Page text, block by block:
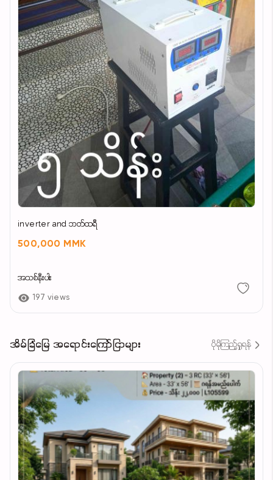
inverter and ဘတ်ထရီ
500,000 MMK
အသစ်နီးပါး
197 views
အိမ်ခြံမြေ အရောင်းကြော်ငြာများ ပိုမိုကြည့်ရှုရန်